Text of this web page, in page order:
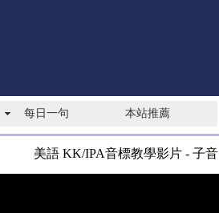
每日一句 本站推薦
美語 KK/IPA音標教學影片 - 子音